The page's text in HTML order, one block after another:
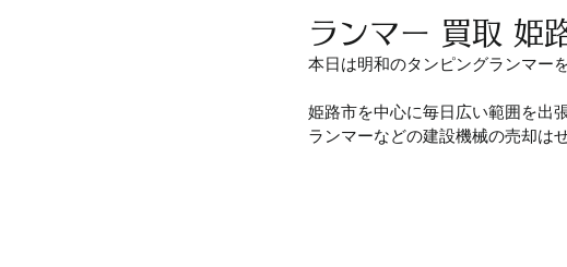
ランマー 買取 姫
本日は明和のタンピングランマー
姫路市を中心に毎日広い範囲を出
ランマーなどの建設機械の売却は